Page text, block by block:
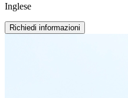
Inglese
Richiedi informazioni